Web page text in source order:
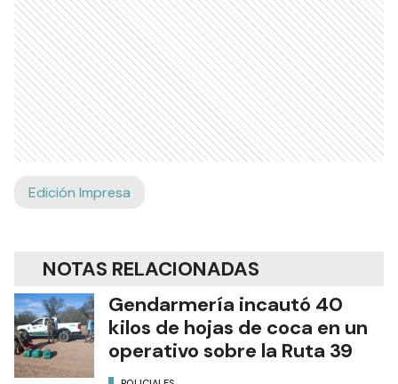
Edición Impresa
NOTAS RELACIONADAS
Gendarmería incautó 40
kilos de hojas de coca en un
operativo sobre la Ruta 39